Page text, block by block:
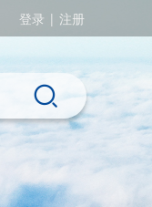
登录 | 注册